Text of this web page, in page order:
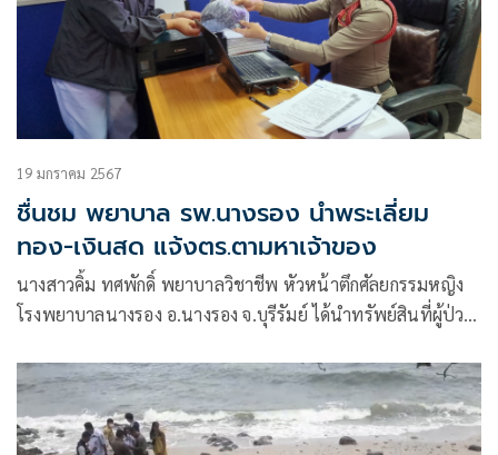
19 มกราคม 2567
ชื่นชม พยาบาล รพ.นางรอง นำพระเลี่ยม
ทอง-เงินสด แจ้งตร.ตามหาเจ้าของ
นางสาวคิ้ม ทศพักดิ์ พยาบาลวิชาชีพ หัวหน้าตึกศัลยกรรมหญิง
โรงพยาบาลนางรอง อ.นางรอง จ.บุรีรัมย์ ได้นำทรัพย์สินที่ผู้ป่วย
ทองจำนวน 2 กล่อง โดยกล่องใหญ่ด้านในไม่มีทอง ส่วนกล่องเล็ก
มีพระเลี่ยมทองอยู่ 1 องค์ เงินสด 200 บาท